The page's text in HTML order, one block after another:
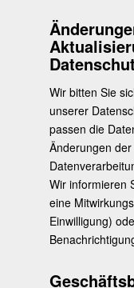
Wir bitten Sie
unserer
passen die
Änderungen
Wir informieren
eine
Einwilligung)